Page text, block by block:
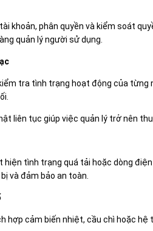
khoản, phân quyền và kiểm soát
quản lý người sử dụng.
tra tình trạng hoạt động của
liên tục giúp việc quản lý trở nên
hiện tình trạng quá tải hoặc dòng
và đảm bảo an toàn.
hợp cảm biến nhiệt, cầu chì hoặc